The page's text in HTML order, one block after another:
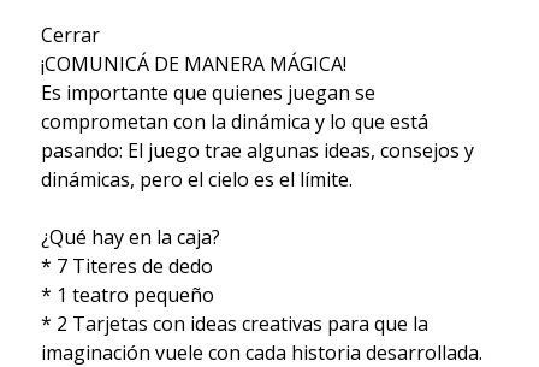
Cerrar
¡COMUNICÁ DE MANERA MÁGICA!
Es importante que quienes juegan se
comprometan con la dinámica y lo que está
pasando: El juego trae algunas ideas, consejos y
dinámicas, pero el cielo es el límite.
¿Qué hay en la caja?
* 7 Titeres de dedo
* 1 teatro pequeño
* 2 Tarjetas con ideas creativas para que la
imaginación vuele con cada historia desarrollada.